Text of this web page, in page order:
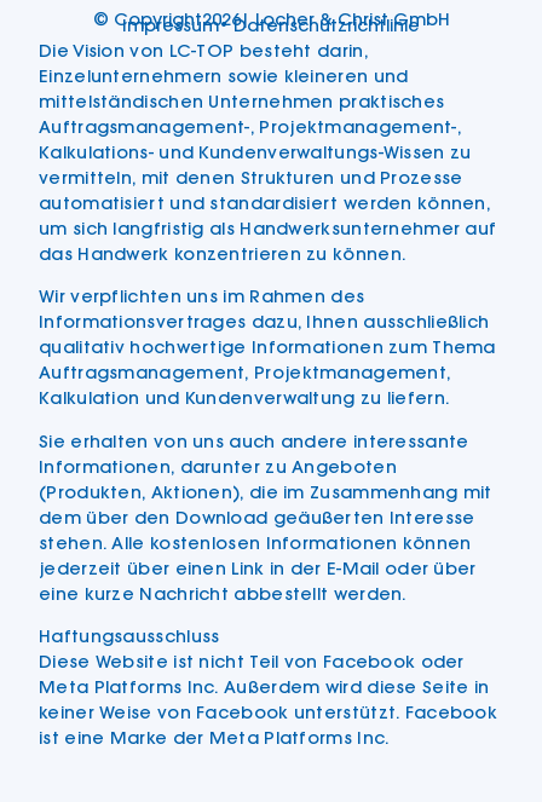
© Copyright2026| Locher & Christ GmbH
Impressum• Datenschutzrichtlinie
Die Vision von LC-TOP besteht darin,
Einzelunternehmern sowie kleineren und
mittelständischen Unternehmen praktisches
Auftragsmanagement-, Projektmanagement-,
Kalkulations- und Kundenverwaltungs-Wissen zu
vermitteln, mit denen Strukturen und Prozesse
automatisiert und standardisiert werden können,
um sich langfristig als Handwerksunternehmer auf
das Handwerk konzentrieren zu können.
Wir verpflichten uns im Rahmen des
Informationsvertrages dazu, Ihnen ausschließlich
qualitativ hochwertige Informationen zum Thema
Auftragsmanagement, Projektmanagement,
Kalkulation und Kundenverwaltung zu liefern.
Sie erhalten von uns auch andere interessante
Informationen, darunter zu Angeboten
(Produkten, Aktionen), die im Zusammenhang mit
dem über den Download geäußerten Interesse
stehen. Alle kostenlosen Informationen können
jederzeit über einen Link in der E-Mail oder über
eine kurze Nachricht abbestellt werden.
Haftungsausschluss
Diese Website ist nicht Teil von Facebook oder
Meta Platforms Inc. Außerdem wird diese Seite in
keiner Weise von Facebook unterstützt. Facebook
ist eine Marke der Meta Platforms Inc.